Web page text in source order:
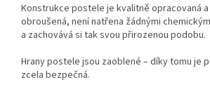
Konstrukce postele je kvalitně opracovaná
obroušená, není natřena žádnými
a zachovává si tak svou přirozenou podobu.
Hrany postele jsou zaoblené – díky tomu je
zcela bezpečná.